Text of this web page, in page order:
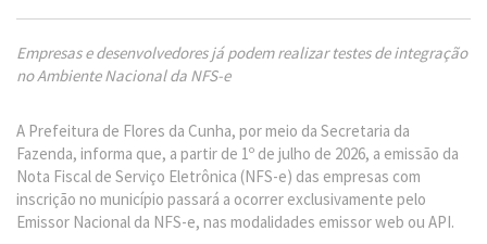
Empresas e desenvolvedores já podem realizar testes de integração
no Ambiente Nacional da NFS-e
A Prefeitura de Flores da Cunha, por meio da Secretaria da
Fazenda, informa que, a partir de 1º de julho de 2026, a emissão da
Nota Fiscal de Serviço Eletrônica (NFS-e) das empresas com
inscrição no município passará a ocorrer exclusivamente pelo
Emissor Nacional da NFS-e, nas modalidades emissor web ou API.